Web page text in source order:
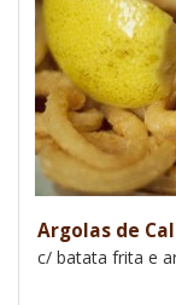
Argolas de
c/ batata frita e